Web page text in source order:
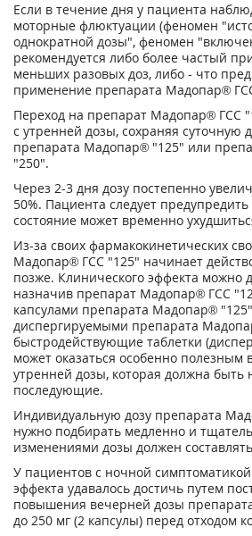
Если в течение дня у пациента
моторные флюктуации (феномен
однократной дозы", феномен
рекомендуется либо более частый
меньших разовых доз, либо - что
применение препарата Мадопар®
Переход на препарат Мадопар® ГСС
с утренней дозы, сохраняя суточную
препарата Мадопар® "125" или
"250".
Через 2-3 дня дозу постепенно
50%. Пациента следует предупредить
состояние может временно
Из-за своих фармакокинетических
Мадопар® ГСС "125" начинает
позже. Клинического эффекта можно
назначив препарат Мадопар® ГСС
капсулами препарата Мадопар®
диспергируемыми препарата
быстродействующие таблетки
может оказаться особенно полезным
утренней дозы, которая должна быть
последующие.
Индивидуальную дозу препарата
нужно подбирать медленно и
изменениями дозы должен
У пациентов с ночной
эффекта удавалось достичь путем
повышения вечерней дозы
до 250 мг (2 капсулы) перед отходом